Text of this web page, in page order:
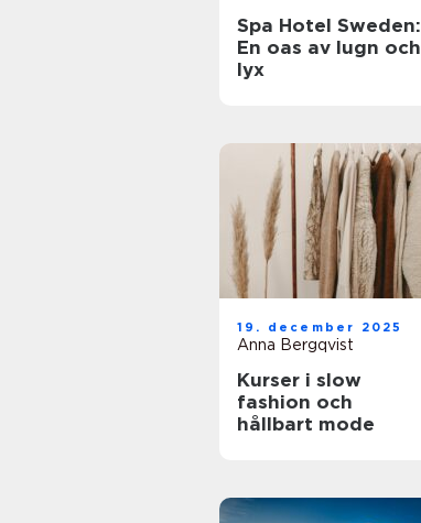
Spa Hotel Sweden:
En oas av lugn och
lyx
19. december 2025
Anna Bergqvist
Kurser i slow
fashion och
hållbart mode